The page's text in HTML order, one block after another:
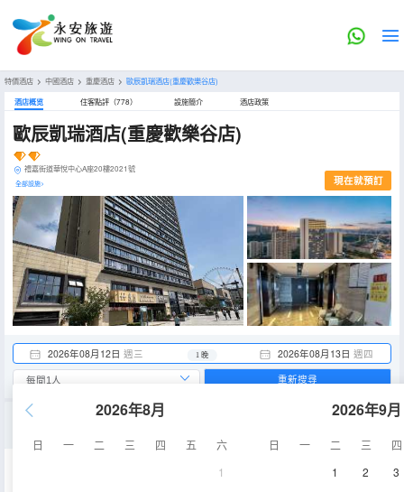
特價酒店 > 中國酒店 > 重慶酒店 > 歐辰凱瑞酒店(重慶歡樂谷店)
酒店概览 住客點評（778） 設施簡介 酒店政策
歐辰凱瑞酒店(重慶歡樂谷店)
禮嘉街道華悅中心A座20樓2021號
全部設施> 現在就預訂
2026年08月12日 週三 2026年08月13日 週四
1 晚
2026年8月
日 一 二 三 四 五
六
1
2026年9月
日 一 二 三
四
1
2 3
重新搜尋
空調